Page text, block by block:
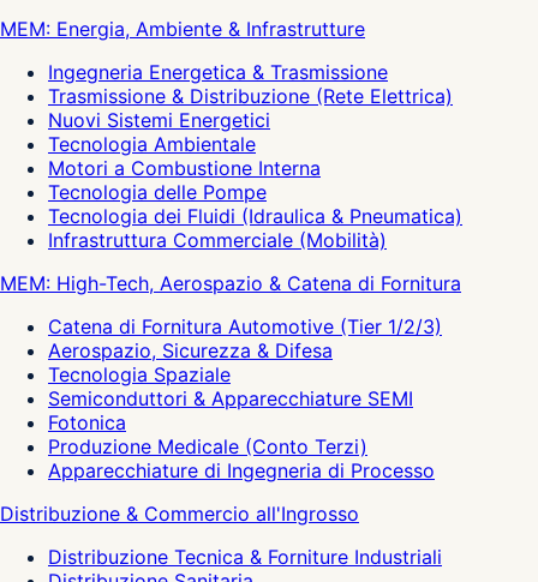
MEM: Energia, Ambiente & Infrastrutture
Ingegneria Energetica & Trasmissione
Trasmissione & Distribuzione (Rete Elettrica)
Nuovi Sistemi Energetici
Tecnologia Ambientale
Motori a Combustione Interna
Tecnologia delle Pompe
Tecnologia dei Fluidi (Idraulica & Pneumatica)
Infrastruttura Commerciale (Mobilità)
MEM: High-Tech, Aerospazio & Catena di Fornitura
Catena di Fornitura Automotive (Tier 1/2/3)
Aerospazio, Sicurezza & Difesa
Tecnologia Spaziale
Semiconduttori & Apparecchiature SEMI
Fotonica
Produzione Medicale (Conto Terzi)
Apparecchiature di Ingegneria di Processo
Distribuzione & Commercio all'Ingrosso
Distribuzione Tecnica & Forniture Industriali